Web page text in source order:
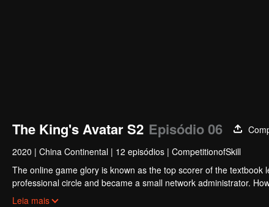
The King's Avatar S2 Episódio 06
2020 | China Continental | 12 episódios | CompetitionofSkill
The online game glory is known as the top scorer of the
professional circle and became a small network administrator.
tenth district, I re-entered the game, with memories of the past,
Leia mais